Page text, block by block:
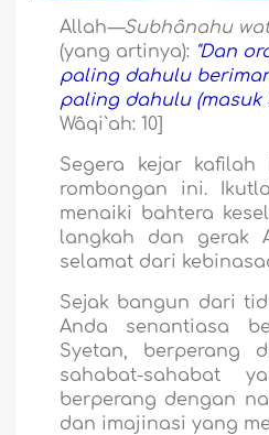
Allah—Subhânahu
(yang artinya): "Dan
paling dahulu
paling dahulu (masuk
Wâqi`ah: 10]
Segera kejar kafilah
rombongan ini.
menaiki bahtera
langkah dan gerak
selamat dari
Sejak bangun dari
Anda senantiasa
Syetan, berperang
sahabat-sahabat
berperang dengan
dan imajinasi yang